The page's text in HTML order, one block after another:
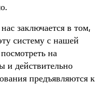
заключается в том,
систему с нашей
на
и действительно
предъявляются к